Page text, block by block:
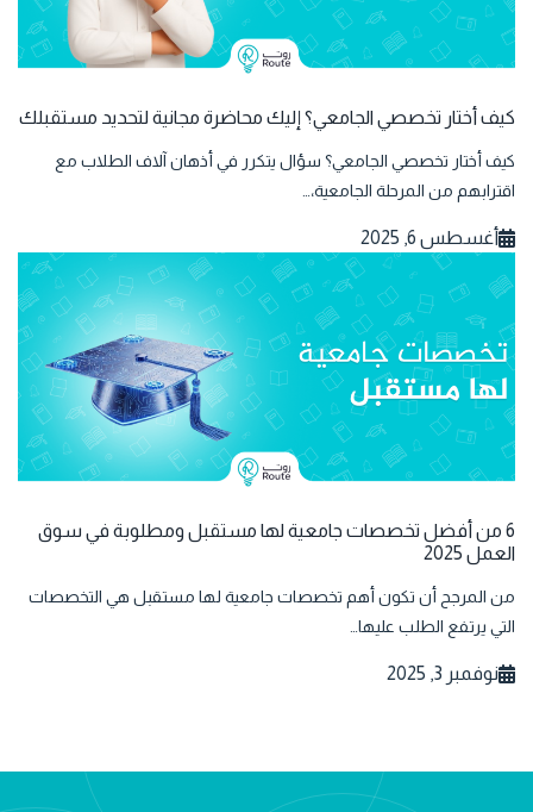
كيف أختار تخصصي الجامعي؟ إليك محاضرة مجانية لتحديد مستقبلك
كيف أختار تخصصي الجامعي؟ سؤال يتكرر في أذهان آلاف الطلاب مع
اقترابهم من المرحلة الجامعية،…
أغسطس 6, 2025
6 من أفضل تخصصات جامعية لها مستقبل ومطلوبة في سوق
العمل 2025
من المرجح أن تكون أهم تخصصات جامعية لها مستقبل هي التخصصات
التي يرتفع الطلب عليها…
نوفمبر 3, 2025